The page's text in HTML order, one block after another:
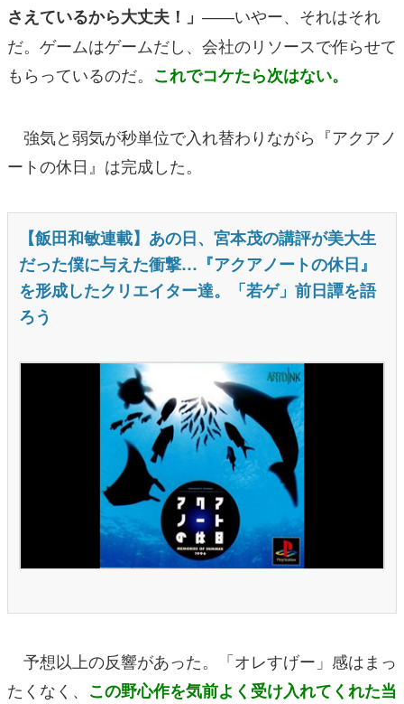
さえているから大丈夫！」 ――いやー、それはそれ
だ。ゲームはゲームだし、会社のリソースで作らせて
もらっているのだ。 これでコケたら次はない。
強気と弱気が秒単位で入れ替わりながら『アクアノ
ートの休日』は完成した。
【飯田和敏連載】あの日、宮本茂の講評が美大生
だった僕に与えた衝撃…『アクアノートの休日』
を形成したクリエイター達。「若ゲ」前日譚を語
ろう
予想以上の反響があった。「オレすげー」感はまっ
たくなく、 この野心作を気前よく受け入れてくれた当